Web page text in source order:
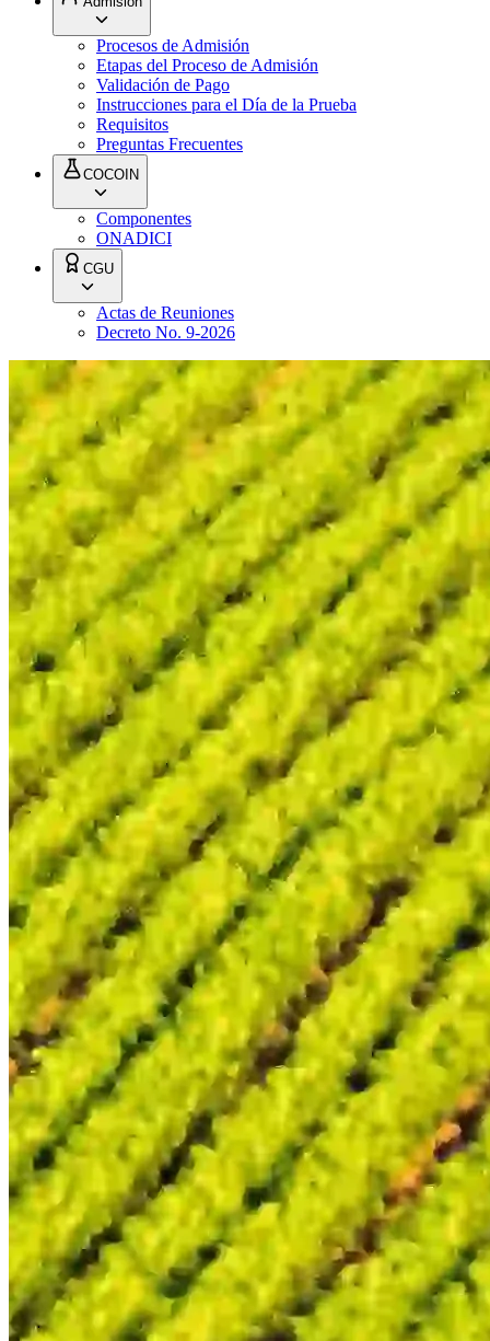
Procesos de Admisión
Etapas del Proceso de Admisión
Validación de Pago
Instrucciones para el Día de la Prueba
Requisitos
Preguntas Frecuentes
COCOIN
Componentes
ONADICI
CGU
Actas de Reuniones
Decreto No. 9-2026